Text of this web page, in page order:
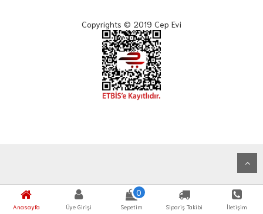
Anasayfa Üye Girişi
0
Sepetim Sipariş Takibi İletişim
Copyrights © 2019 Cep Evi